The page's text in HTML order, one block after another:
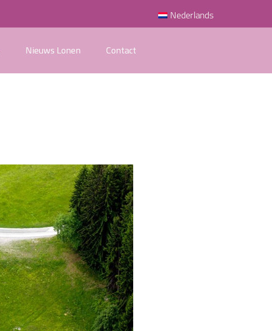
Nederlands
Nieuws Lonen Contact